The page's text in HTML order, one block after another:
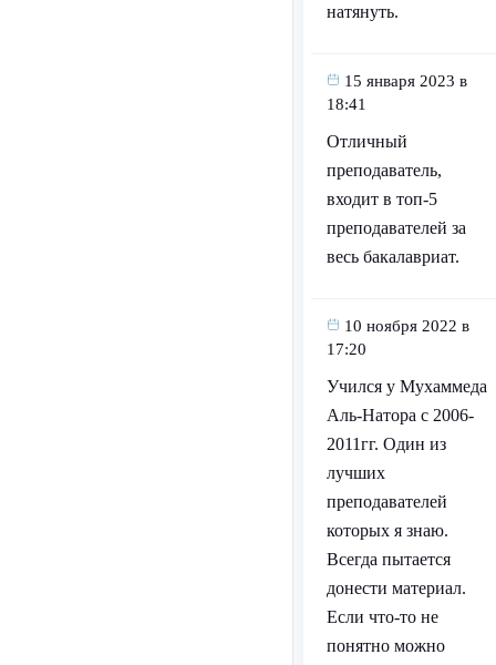
натянуть.
15 января 2023 в
18:41
Отличный
преподаватель,
входит в топ-5
преподавателей за
весь бакалавриат.
10 ноября 2022 в
17:20
Учился у Мухаммеда
Аль-Натора с 2006-
2011гг. Один из
лучших
преподавателей
которых я знаю.
Всегда пытается
донести материал.
Если что-то не
понятно можно